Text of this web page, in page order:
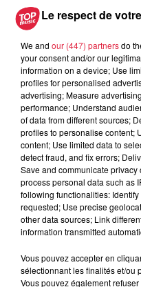
6
Lieu
Organisateur
Tarif Gratuit
Le respect de
We and our (447) partnersdo
your consent and/or our
information on a device; Use
profiles for personalised
advertising; Measure
performance; Understand
of data from different sources;
profiles to personalise content;
content; Use limited data to
detect fraud, and fix errors;
Save and communicate
process personal data such as
following functionalities:
requested; Use precise
other data sources; Link
information transmitted
Vous pouvez accepter en
sélectionnant les finalités et/ou
Vous pouvez également